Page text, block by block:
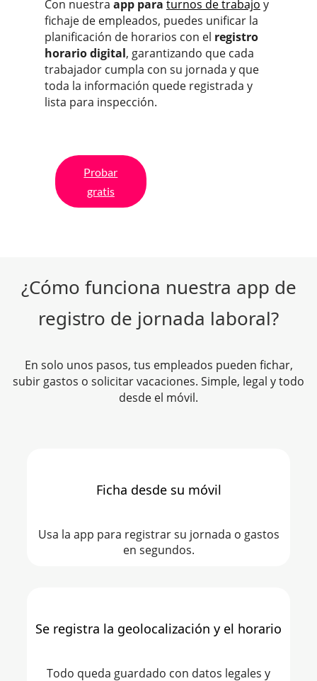
Con nuestra app para turnos de trabajo y
fichaje de empleados, puedes unificar la
planificación de horarios con el registro
horario digital, garantizando que cada
trabajador cumpla con su jornada y que
toda la información quede registrada y
lista para inspección.
Probar
gratis
¿Cómo funciona nuestra app de
registro de jornada laboral?
En solo unos pasos, tus empleados pueden fichar,
subir gastos o solicitar vacaciones. Simple, legal y todo
desde el móvil.
Ficha desde su móvil
Usa la app para registrar su jornada o gastos
en segundos.
Se registra la geolocalización y el horario
Todo queda guardado con datos legales y